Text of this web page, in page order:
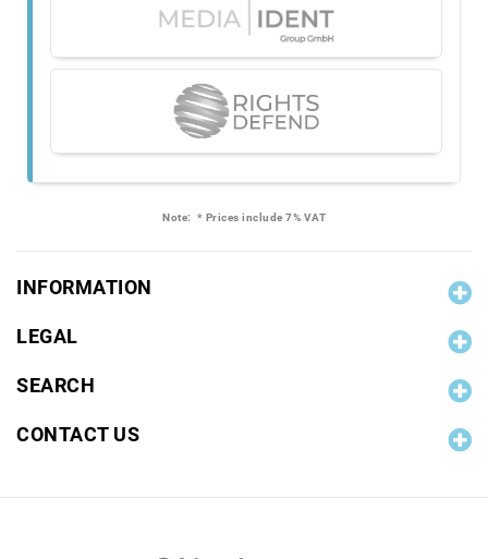
Note: * Prices include 7% VAT
INFORMATION
LEGAL
SEARCH
CONTACT US